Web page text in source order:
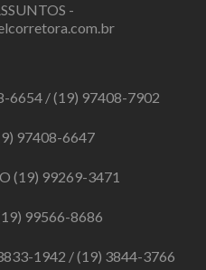
-
6654/(19) 97408-7902
97408-6647
(19) 99269-3471
99566-8686
1942 /(19) 3844-3766